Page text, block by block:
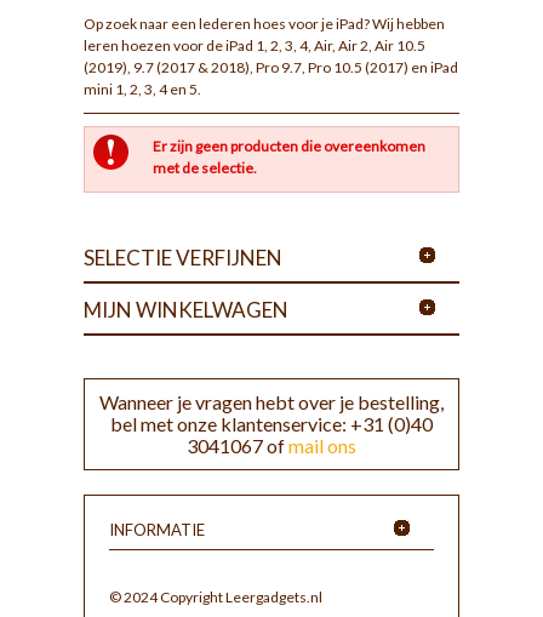
Op zoek naar een lederen hoes voor je iPad? Wij hebben
leren hoezen voor de iPad 1, 2, 3, 4, Air, Air 2, Air 10.5
(2019), 9.7 (2017 & 2018), Pro 9.7, Pro 10.5 (2017) en iPad
mini 1, 2, 3, 4 en 5.
Er zijn geen producten die overeenkomen
met de selectie.
SELECTIE VERFIJNEN
MIJN WINKELWAGEN
Wanneer je vragen hebt over je bestelling,
bel met onze klantenservice: +31 (0)40
3041067 ofmail ons
INFORMATIE
© 2024 Copyright Leergadgets.nl